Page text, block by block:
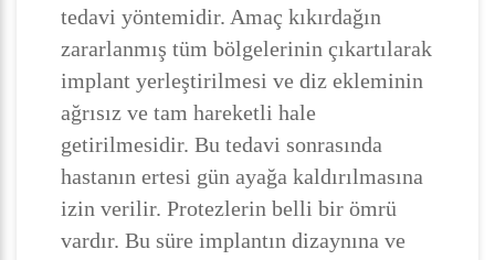
tedavi yöntemidir. Amaç kıkırdağın
zararlanmış tüm bölgelerinin çıkartılarak
implant yerleştirilmesi ve diz ekleminin
ağrısız ve tam hareketli hale
getirilmesidir. Bu tedavi sonrasında
hastanın ertesi gün ayağa kaldırılmasına
izin verilir. Protezlerin belli bir ömrü
vardır. Bu süre implantın dizaynına ve